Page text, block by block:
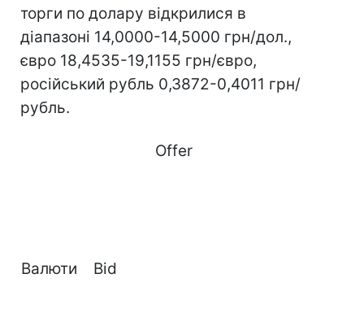
торги по долару відкрилися в
діапазоні 14,0000-14,5000 грн/дол.,
євро 18,4535-19,1155 грн/євро,
російський рубль 0,3872-0,4011 грн/
рубль.
Валюти Bid
Offer